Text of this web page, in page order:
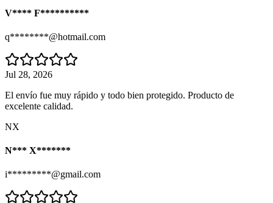
V**** F**********
q********@hotmail.com
Jul 28, 2026
El envío fue muy rápido y todo bien protegido. Producto de
excelente calidad.
NX
N*** X*******
i*********@gmail.com